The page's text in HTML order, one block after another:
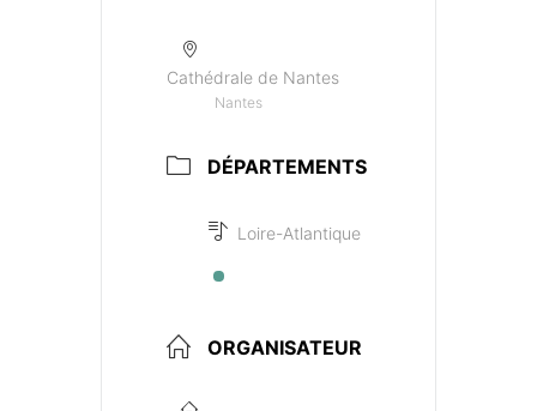
Cathédrale de Nantes
Nantes
DÉPARTEMENTS
Loire-Atlantique
ORGANISATEUR